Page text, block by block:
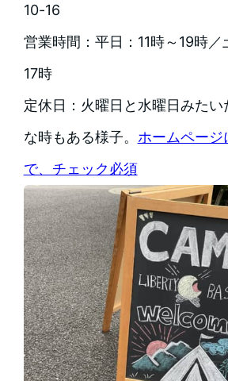
10-16
営業時間：平日：11時～19時／
17時
定休日：火曜日と水曜日みたい
な時もある様子。 ホームペー
で、チェック必須